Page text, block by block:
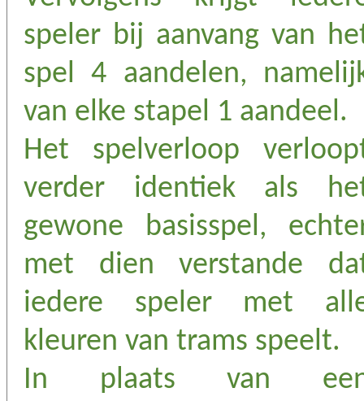
speler bij aanvang van
spel 4 aandelen,
van elke stapel 1 aandeel.
Het spelverloop
verder identiek als
gewone basisspel,
met dien verstande
iedere speler met
kleuren van trams speelt.
In plaats van